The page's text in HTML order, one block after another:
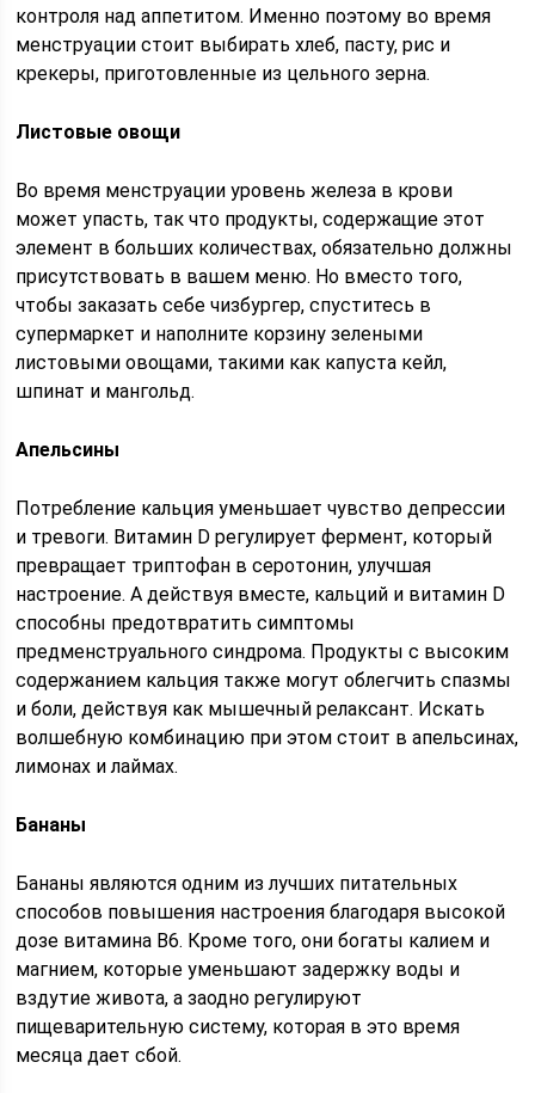
контроля над аппетитом. Именно поэтому во время
менструации стоит выбирать хлеб, пасту, рис и
крекеры, приготовленные из цельного зерна.
Листовые овощи
Во время менструации уровень железа в крови
может упасть, так что продукты, содержащие этот
элемент в больших количествах, обязательно должны
присутствовать в вашем меню. Но вместо того,
чтобы заказать себе чизбургер, спуститесь в
супермаркет и наполните корзину зелеными
листовыми овощами, такими как капуста кейл,
шпинат и мангольд.
Апельсины
Потребление кальция уменьшает чувство депрессии
и тревоги. Витамин D регулирует фермент, который
превращает триптофан в серотонин, улучшая
настроение. А действуя вместе, кальций и витамин D
способны предотвратить симптомы
предменструального синдрома. Продукты с высоким
содержанием кальция также могут облегчить спазмы
и боли, действуя как мышечный релаксант. Искать
волшебную комбинацию при этом стоит в апельсинах,
лимонах и лаймах.
Бананы
Бананы являются одним из лучших питательных
способов повышения настроения благодаря высокой
дозе витамина B6. Кроме того, они богаты калием и
магнием, которые уменьшают задержку воды и
вздутие живота, а заодно регулируют
пищеварительную систему, которая в это время
месяца дает сбой.